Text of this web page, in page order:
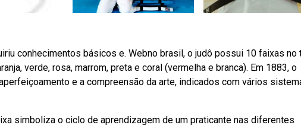
conhecimentos básicos e. Webno brasil, o judô possui 10 faixas no
verde, rosa, marrom, preta e coral (vermelha e branca). Em 1883, o
e a compreensão da arte, indicados com vários
simboliza o ciclo de aprendizagem de um praticante nas diferentes